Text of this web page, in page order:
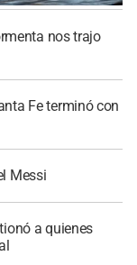
nos trajo
Fe terminó con
Messi
a quienes